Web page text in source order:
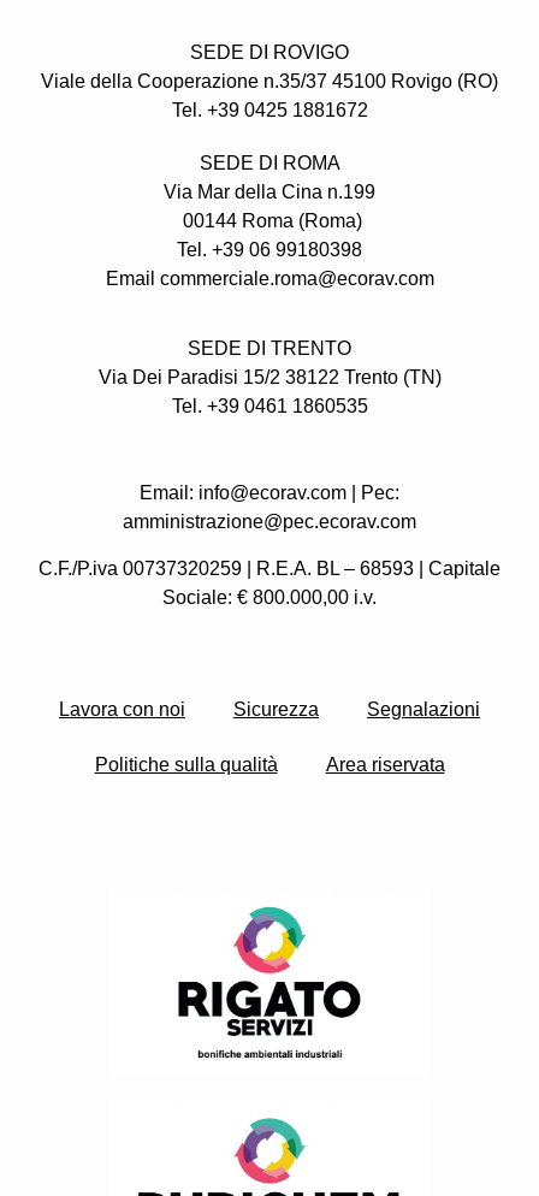
SEDE DI ROVIGO
Viale della Cooperazione n.35/37 45100 Rovigo (RO)
Tel. +39 0425 1881672
SEDE DI ROMA
Via Mar della Cina n.199
00144 Roma (Roma)
Tel. +39 06 99180398
Email commerciale.roma@ecorav.com
SEDE DI TRENTO
Via Dei Paradisi 15/2 38122 Trento(TN)
Tel. +39 0461 1860535
Email: info@ecorav.com | Pec:
amministrazione@pec.ecorav.com
C.F./P.iva 00737320259 | R.E.A. BL – 68593 | Capitale
Sociale: € 800.000,00 i.v.
Lavora con noi Sicurezza Segnalazioni
Politiche sulla qualità Area riservata